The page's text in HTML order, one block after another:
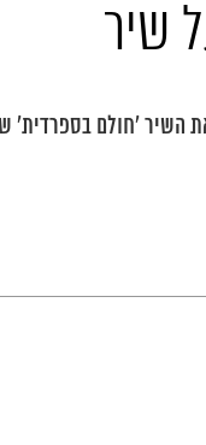
שיר
השיר 'חולם בספרדית'